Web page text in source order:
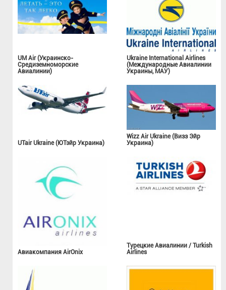
UM Air (Украинско-
Средиземноморские
Авиалинии)
Ukraine International Airlines
(Международные Авиалинии
Украины, МАУ)
UTair Ukraine (ЮТэйр Украина)
Wizz Air Ukraine (Визз Эйр
Украина)
Авиакомпания AirOnix
Турецкие Авиалинии / Turkish
Airlines